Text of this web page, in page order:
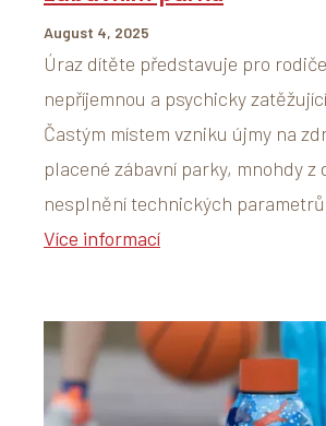
August 4, 2025
Úraz dítěte představuje pro
nepříjemnou a psychicky
Častým místem vzniku újmy na
placené zábavní parky, mnohdy z
nesplnění technických parametrů
Více informací